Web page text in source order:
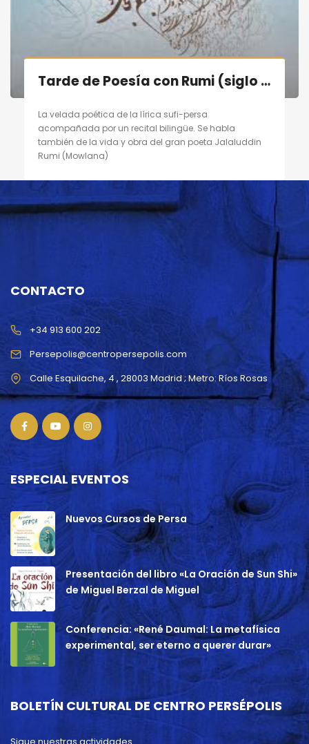
Tarde de Poesía con Rumi (siglo XIII) en Madrid el 10/09/11
La velada poética de la lírica sufi-persa
acompañada por un recital bilingüe. Se habla
también de la vida y obra del gran poeta Jalaluddin
Rumi (Mowlana)
CONTACTO
Persepolis@centropersepolis.com
+34 913 600 202
ESPECIAL EVENTOS
Nuevos Cursos de Persa
Presentación del libro «La Oración de Sun Shi»
de Miguel Berzal de Miguel
Conferencia: «René Daumal: La metafísica
experimental, ser eterno a querer durar»
BOLETÍN CULTURAL DE CENTRO PERSÉPOLIS